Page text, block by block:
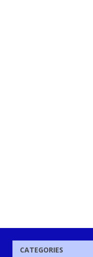
CATEGORIES